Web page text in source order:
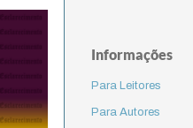
Informações
Para Leitores
Para Autores